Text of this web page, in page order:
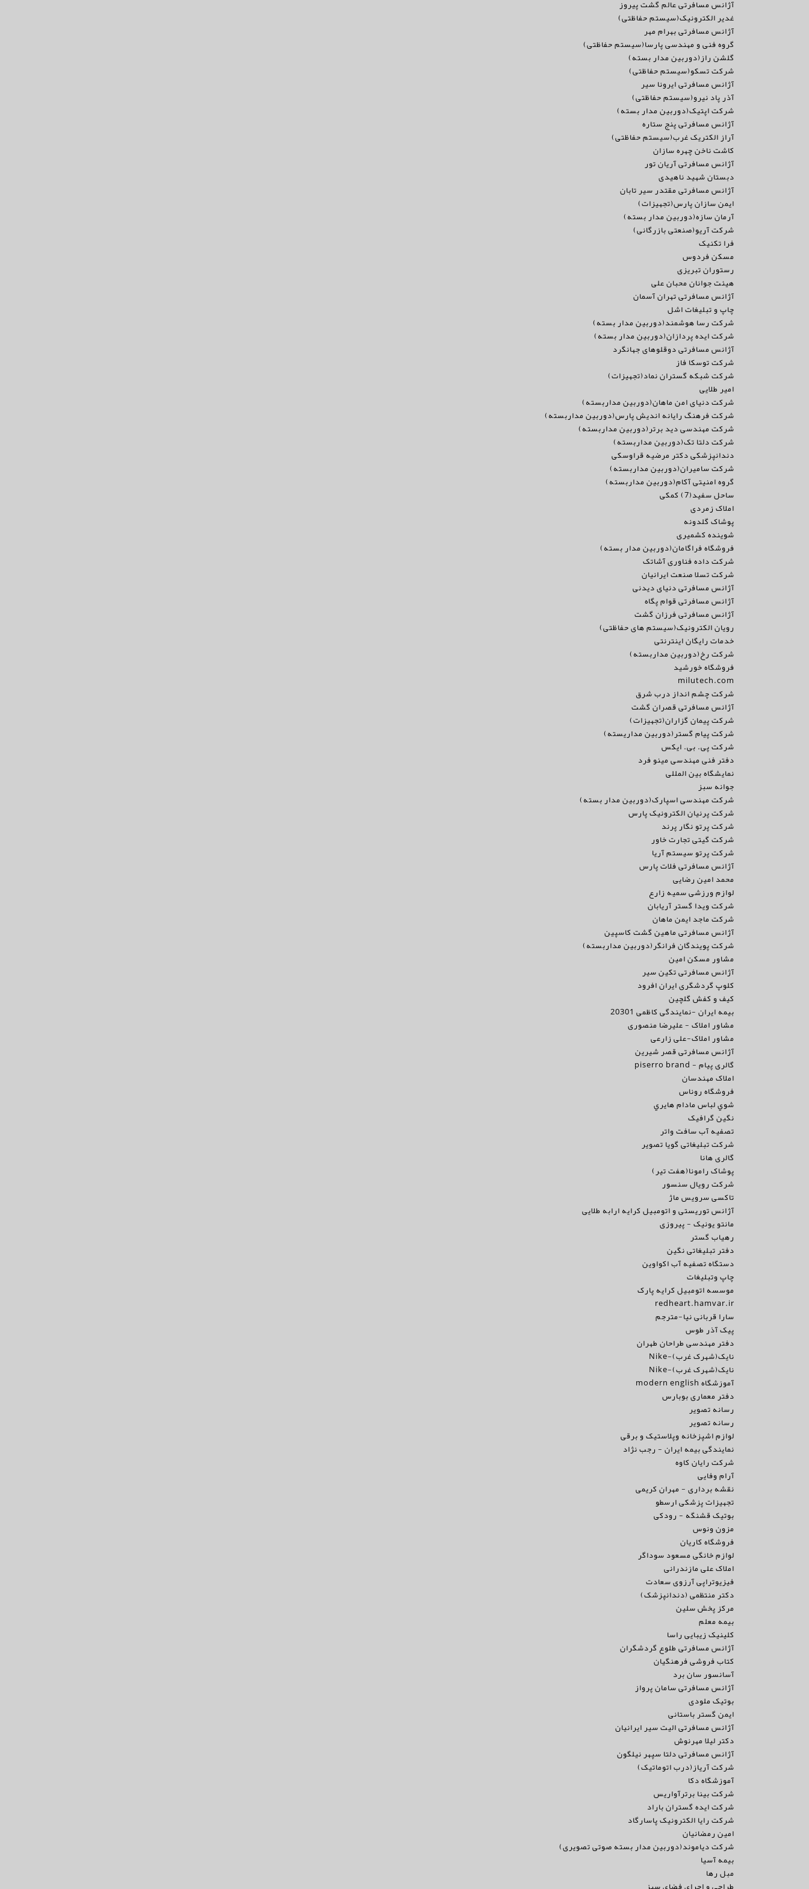
آژانس مسافرتی عالم گشت پیروز
غدیر الکترونیک(سیستم حفاظتی)
آژانس مسافرتی بهرام مهر
گروه فنی و مهندسی پارسا(سیستم حفاظتی)
گلشن راز(دوربین مدار بسته)
شرکت تسکو(سیستم حفاظتی)
آژانس مسافرتی ایرونا سیر
آذر پاد نیرو(سیستم حفاظتی)
شرکت اپتیک(دوربین مدار بسته)
آژانس مسافرتی پنج ستاره
آراز الکتریک غرب(سیستم حفاظتی)
کاشت ناخن چهره سازان
آژانس مسافرتی آریان تور
دبستان شهید ناهیدی
آژانس مسافرتی مقتدر سیر تابان
ایمن سازان پارس(تجهیزات)
آرمان سازه(دوربین مدار بسته)
شرکت آریو(صنعتی بازرگانی)
فرا تکنیک
مسکن فردوس
رستوران تبریزی
هیئت جوانان محبان علی
آژانس مسافرتی تهران آسمان
چاپ و تبلیغات اشل
شرکت رسا هوشمند(دوربین مدار بسته)
شرکت ایده پردازان(دوربین مدار بسته)
آژانس مسافرتی دوقلوهای جهانگرد
شرکت توسکا فاز
شرکت شبکه گستران نماد(تجهیزات)
امیر طلایی
شرکت دنیای امن ماهان(دوربین مداربسته)
شرکت فرهنگ رایانه اندیش پارس(دوربین مداربسته)
شرکت مهندسی دید برتر(دوربین مداربسته)
شرکت دلتا تک(دوربین مداربسته)
دندانپزشکی دکتر مرضیه قراوسکی
شرکت سامیران(دوربین مداربسته)
گروه امنیتی آکام(دوربین مداربسته)
ساحل سفید(7) کمکی
املاک زمردی
پوشاک گلدونه
شوینده کشمیری
فروشگاه فراگامان(دوربین مدار بسته)
شرکت داده فناوری آشاتک
شرکت تسلا صنعت ایرانیان
آژانس مسافرتی دنیای دیدنی
آژانس مسافرتی قوام پگاه
آژانس مسافرتی فرزان گشت
رویان الکترونیک(سیستم های حفاظتی)
خدمات رایگان اینترنتی
شرکت رخ(دوربین مداربسته)
فروشگاه خورشید
milutech.com
شرکت چشم انداز درب شرق
آژانس مسافرتی قصران گشت
شرکت پیمان گزاران(تجهیزات)
شرکت پیام گستر(دوربین مداریسته)
شرکت پی. بی. ایکس
دفتر فنی مهندسی مینو فرد
نمایشگاه بین المللی
جوانه سبز
شرکت مهندسی اسپارک(دوربین مدار بسته)
شرکت پرنیان الکترونیک پارس
شرکت پرتو نگار پرند
شرکت گیتی تجارت خاور
شرکت پرتو سیستم آریا
آژانس مسافرتی فلات پارس
محمد امین رضایی
لوازم ورزشی سمیه زارع
شرکت ویدا گستر آریابان
شرکت ماجد ایمن ماهان
آژانس مسافرتی ماهین گشت کاسپین
شرکت پویندگان فرانگر(دوربین مداربسته)
مشاور مسکن امین
آژانس مسافرتی تکین سیر
کلوپ گردشگری ایران افرود
کیف و کفش گلچین
بیمه ایران -نمایندگی کاظمی 20301
مشاور املاک - علیرضا منصوری
مشاور املاک-علی زارعی
آژانس مسافرتی قصر شیرین
گالری پیام - piserro brand
املاک مهندسان
فروشگاه روناس
شوي لباس مادام هايري
نگین گرافیک
تصفیه آب سافت واتر
شرکت تبلیغاتی گویا تصویر
گالری هانا
پوشاک رامونا(هفت تیر)
شرکت رویال سنسور
تاکسی سرویس ماژ
آژانس توریستی و اتومبیل کرایه ارابه طلایی
مانتو یونیک - پیروزی
رهیاب گستر
دفتر تبلیغاتی نگین
دستگاه تصفیه آب اکواوین
چاپ وتبلیغات
موسسه اتومبیل کرایه پارک
redheart.hamvar.ir
سارا قربانی نیا-مترجم
پیک آذر طوس
دفتر مهندسی طراحان طهران
نایک(شهرک غرب)-Nike
نایک(شهرک غرب)-Nike
آموزشگاه modern english
دفتر معماری بوبارس
رسانه تصویر
رسانه تصویر
لوازم اشپزخانه وپلاستیک و برقی
نمایندگی بیمه ایران - رجب نژاد
شرکت رایان کاوه
آرام وفایی
نقشه برداری - مهران کریمی
تجهیزات پزشکی ارسطو
بوتیک قشنگه - رودکی
مزون ونوس
فروشگاه کاریان
لوازم خانگی مسعود سوداگر
املاک علی مازندرانی
فیزیوتراپی آرزوی سعادت
دکتر منتظمی (دندانپزشک)
مرکز پخش سلین
بیمه معلم
کلینیک زیبایی راسا
آژانس مسافرتی طلوع گردشگران
کتاب فروشی فرهنگیان
آسانسور سان برد
آژانس مسافرتی سامان پرواز
بوتیک ملودی
ایمن گستر باستانی
آژانس مسافرتی الیت سیر ایرانیان
دکتر لیلا مهرنوش
آژانس مسافرتی دلتا سپهر نیلگون
شرکت آریاز(درب اتوماتیک)
آموزشگاه دکا
شرکت بینا برترآواریس
شرکت ایده گستران باراد
شرکت رایا الکترونیک پاسارگاد
امین رمضانیان
شرکت دیاموند(دوربین مدار بسته صوتی تصویری)
بیمه آسیا
مبل رها